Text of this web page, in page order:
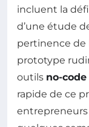
incluent la
d’une étude
pertinence de
prototype
outils no-code
rapide de ce